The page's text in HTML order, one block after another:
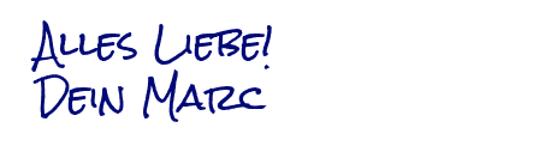
Alles Liebe!
Dein Marc